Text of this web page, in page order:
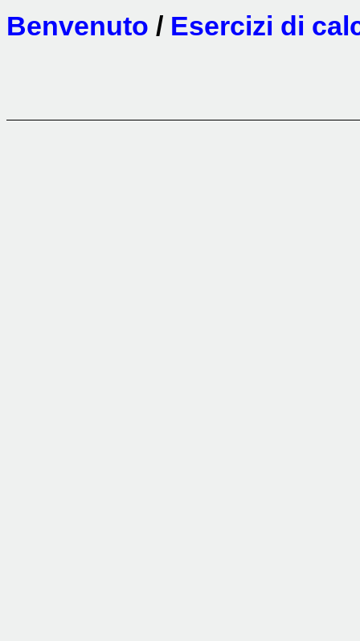
Benvenuto / Esercizi di